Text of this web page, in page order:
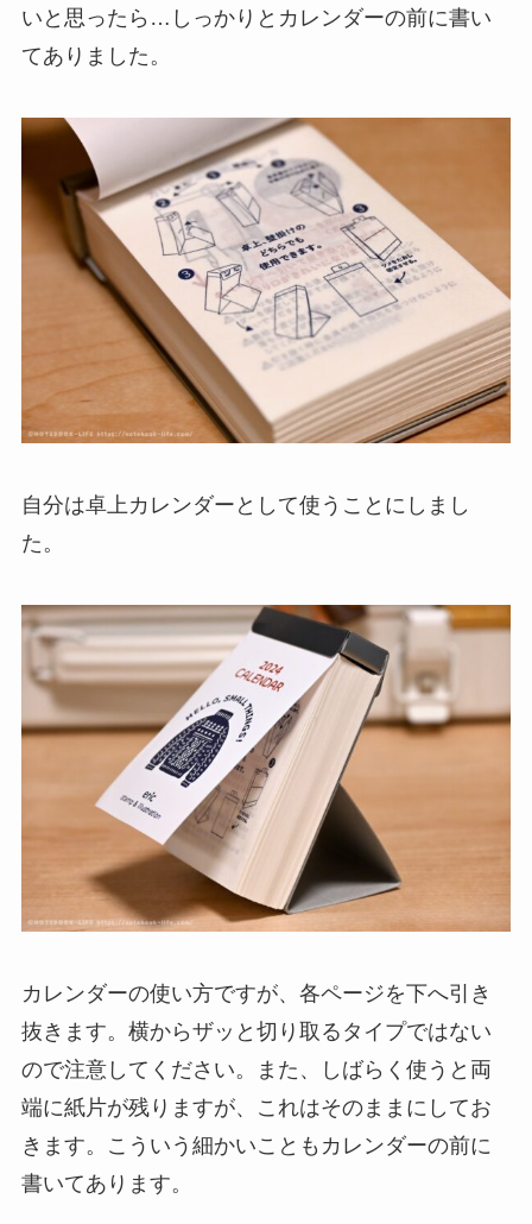
いと思ったら…しっかりとカレンダーの前に書い
てありました。
自分は卓上カレンダーとして使うことにしまし
た。
カレンダーの使い方ですが、各ページを下へ引き
抜きます。横からザッと切り取るタイプではない
ので注意してください。また、しばらく使うと両
端に紙片が残りますが、これはそのままにしてお
きます。こういう細かいこともカレンダーの前に
書いてあります。